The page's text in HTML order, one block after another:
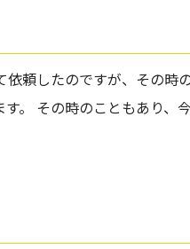
頼したのですが、その時
。 その時のこともあり、